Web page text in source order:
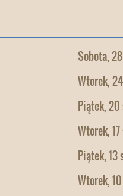
Sobota,
Wtorek,
Piątek,
Wtorek,
Piątek, 13
Wtorek,